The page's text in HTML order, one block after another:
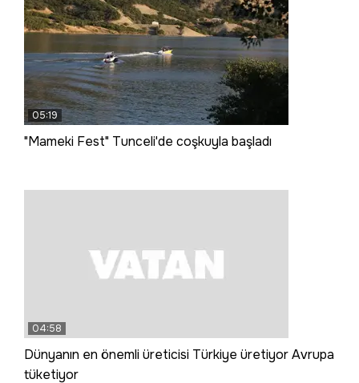
05:19
"Mameki Fest" Tunceli'de coşkuyla başladı
04:58
Dünyanın en önemli üreticisi Türkiye üretiyor Avrupa
tüketiyor